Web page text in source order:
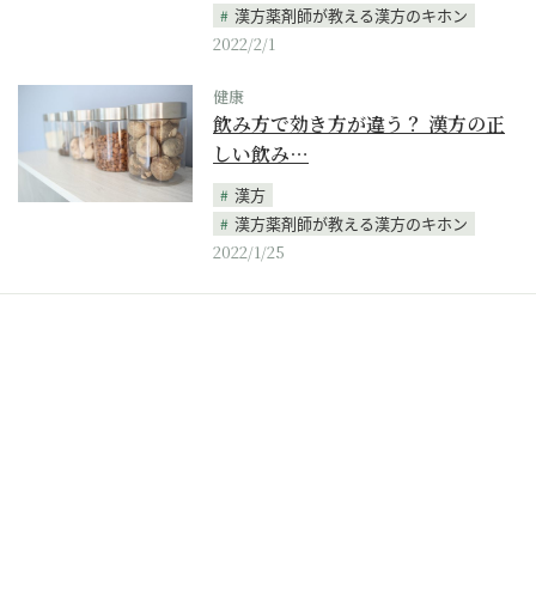
漢方薬剤師が教える漢方のキホン
2022/2/1
健康
飲み方で効き方が違う？ 漢方の正
しい飲み…
漢方
漢方薬剤師が教える漢方のキホン
2022/1/25